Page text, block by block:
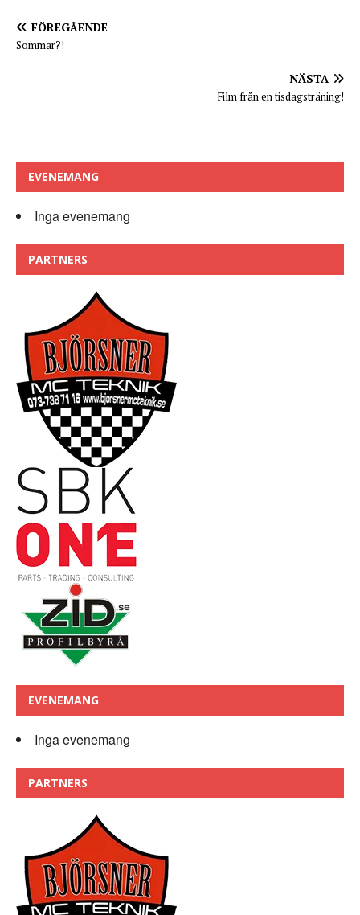
FÖREGÅENDE
Sommar?!
NÄSTA
Film från en tisdagsträning!
EVENEMANG
Inga evenemang
PARTNERS
EVENEMANG
Inga evenemang
PARTNERS